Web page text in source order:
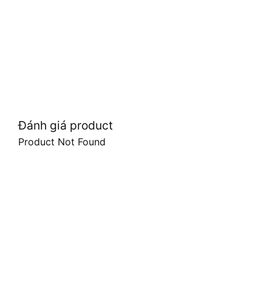
Đánh giá product
Product Not Found